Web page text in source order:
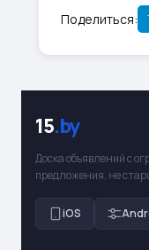
Поделиться:
15.by
Доска объявлений с
предложения, не
iOS